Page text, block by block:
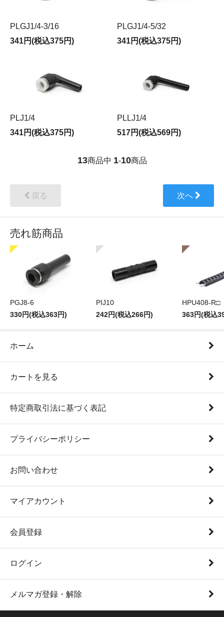
PLGJ1/4-3/16
341円(税込375円)
PLGJ1/4-5/32
341円(税込375円)
PLJ1/4
341円(税込375円)
PLLJ1/4
517円(税込569円)
13商品中 1-10商品
戻る 次へ
売れ筋商品
PGJ8-6
330円(税込363円)
PIJ10
242円(税込266円)
HPU408-R□
363円(税込
ホーム
カートを見る
特定商取引法に基づく表記
プライバシーポリシー
お問い合わせ
マイアカウント
会員登録
ログイン
メルマガ登録・解除